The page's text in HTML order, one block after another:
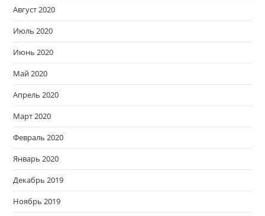
Август 2020
Июль 2020
Июнь 2020
Май 2020
Апрель 2020
Март 2020
Февраль 2020
Январь 2020
Декабрь 2019
Ноябрь 2019